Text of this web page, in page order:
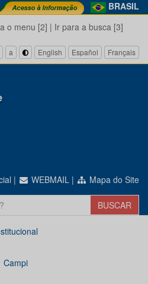
BRASIL
o menu [2] | Ir para a busca [3]
a English Español Français
| WEBMAIL | Mapa do Site
Campi